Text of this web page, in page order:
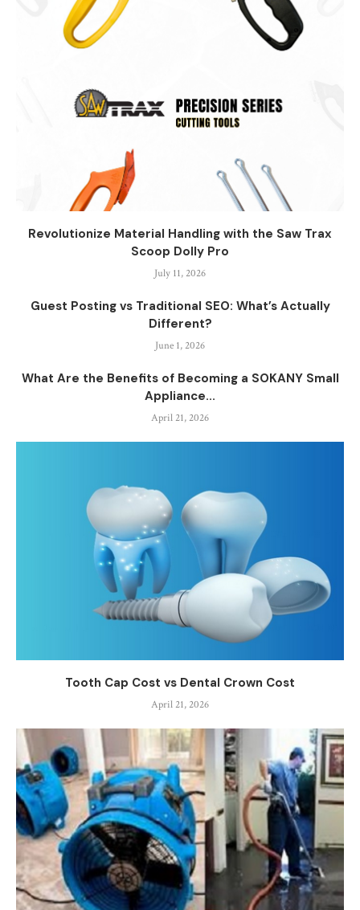
Revolutionize Material Handling with the Saw Trax
Scoop Dolly Pro
July 11, 2026
Guest Posting vs Traditional SEO: What’s Actually
Different?
June 1, 2026
What Are the Benefits of Becoming a SOKANY Small
Appliance...
April 21, 2026
Tooth Cap Cost vs Dental Crown Cost
April 21, 2026